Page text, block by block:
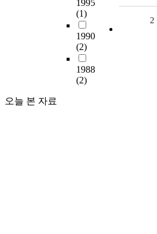
1995
(1)
1990
(2)
1988
(2)
오늘 본 자료
2